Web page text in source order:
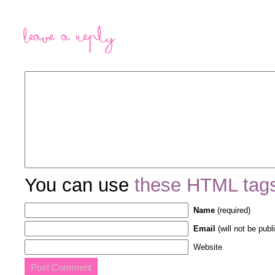
Leave a Reply
You can use these HTML
Name (required)
Email (will not be
Website